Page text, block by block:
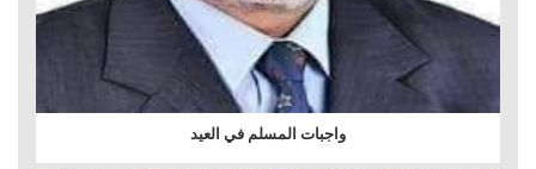
واجبات المسلم في العيد